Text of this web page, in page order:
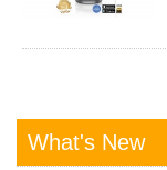
What's New